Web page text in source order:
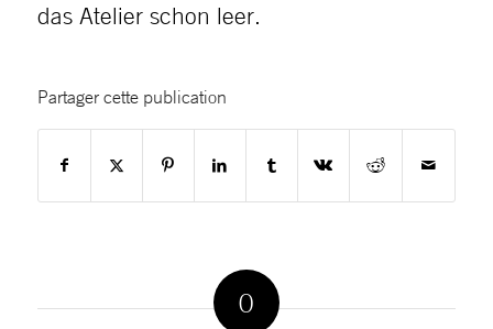
das Atelier schon leer.
Partager cette publication
0